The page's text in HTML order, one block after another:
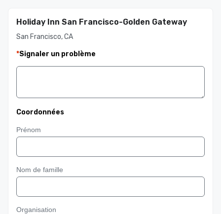
Holiday Inn San Francisco-Golden Gateway
San Francisco, CA
*Signaler un problème
Coordonnées
Prénom
Nom de famille
Organisation